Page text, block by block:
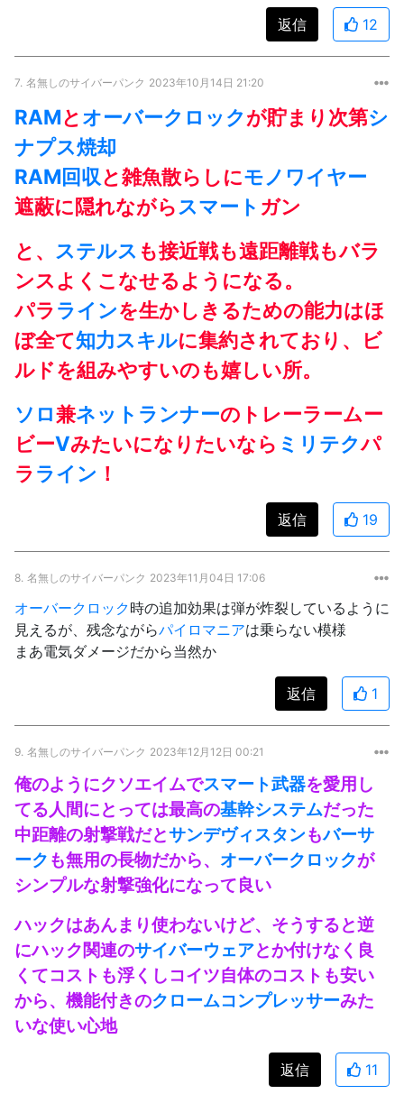
返信 12
7. 名無しのサイバーパンク 2023年10月14日 21:20
RAMとオーバークロックが貯まり次第シ
ナプス焼却
RAM回収と雑魚散らしにモノワイヤー
遮蔽に隠れながらスマート ガン
と、 ステルス も接近戦も遠距離戦もバラ
ンスよくこなせるようになる。
パララインを生かしきるための能力はほ
ぼ全て知力スキルに集約されており、ビ
ルドを組みやすいのも嬉しい所。
ソロ兼ネットランナーのトレーラームー
ビーVみたいになりたいなら ミリテクパ
ラライン ！
返信 19
8. 名無しのサイバーパンク 2023年11月04日 17:06
オーバークロック時の追加効果は弾が炸裂しているように
見えるが、残念ながらパイロマニアは乗らない模様
まあ電気ダメージだから当然か
返信 1
9. 名無しのサイバーパンク 2023年12月12日 00:21
俺のようにクソエイムでスマート武器を愛用し
てる人間にとっては最高の基幹システムだった
中距離の射撃戦だとサンデヴィスタンもバーサ
ーク も無用の長物だから、 オーバークロックが
シンプルな射撃強化になって良い
ハックはあんまり使わないけど、そうすると逆
にハック関連のサイバーウェアとか付けなく良
くてコストも浮くしコイツ自体のコストも安い
から、機能付きのクロームコンプレッサーみた
いな使い心地
返信 11